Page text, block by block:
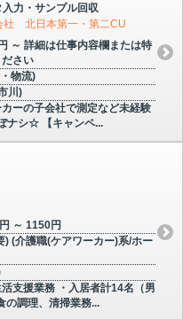
力・サンプル回収
社 北日本第一・第二CU
～ 詳細は仕事内容欄または特
さい
物流)
川)
ーの子会社で測定など未経験
ナシ☆ 【キャンペ...
～ 1150円
(介護職(ケアワーカー)系/ホー
支援業務 ・入居者計14名（男
の調理、清掃業務...